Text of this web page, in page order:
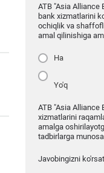
ATB "Asia Alliance
bank xizmatlarini
ochiqlik va
amal qilinishiga
Ha
Yo'q
ATB "Asia Alliance
xizmatlarini
amalga
tadbirlarga
Javobingizni